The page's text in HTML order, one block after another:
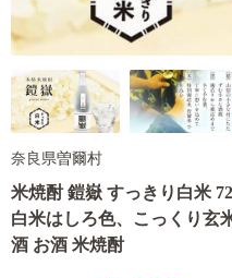
奈良県曽爾村
米焼酎 鎧嶽 すっきり白米
白米はしろ色、こっくり玄
酒 お酒 米焼酎